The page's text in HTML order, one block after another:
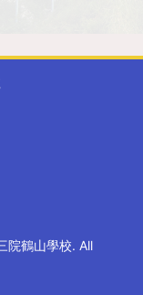
院鶴山學校. All